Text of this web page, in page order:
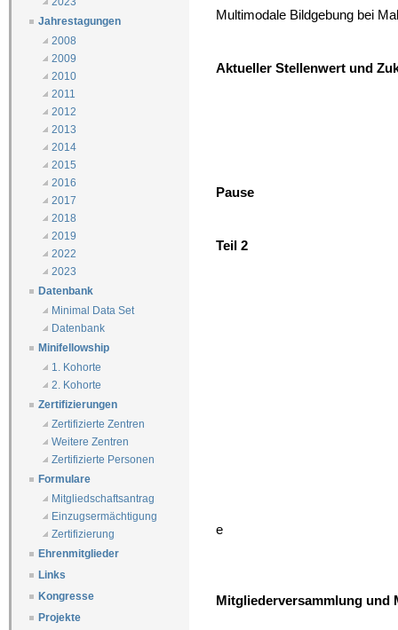
Jahrestagungen
2008
2009
2010
2011
2012
2013
2014
2015
2016
2017
2018
2019
2022
2023
Datenbank
Minimal Data Set
Datenbank
Minifellowship
1. Kohorte
2. Kohorte
Zertifizierungen
Zertifizierte Zentren
Weitere Zentren
Zertifizierte Personen
Formulare
Mitgliedschaftsantrag
Einzugsermächtigung
Zertifizierung
Ehrenmitglieder
Links
Kongresse
Projekte
Multimodale Bildgebung bei
Aktueller Stellenwert und
Pause
Teil 2
e
Mitgliederversammlung und